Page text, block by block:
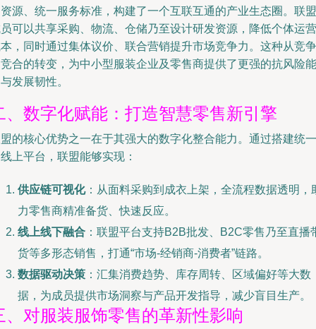
源、统一服务标准，构建了一个互联互通的产业生态圈。联盟
可以共享采购、物流、仓储乃至设计研发资源，降低个体运营
，同时通过集体议价、联合营销提升市场竞争力。这种从竞争
合的转变，为中小型服装企业及零售商提供了更强的抗风险能
发展韧性。
、数字化赋能：打造智慧零售新引擎
的核心优势之一在于其强大的数字化整合能力。通过搭建统一
上平台，联盟能够实现：
供应链可视化：从面料采购到成衣上架，全流程数据透明，
力零售商精准备货、快速反应。
线上线下融合 ：联盟平台支持B2B批发、B2C零售乃至直播
货等多形态销售，打通“市场-经销商-消费者”链路。
数据驱动决策 ：汇集消费趋势、库存周转、区域偏好等大数
据，为成员提供市场洞察与产品开发指导，减少盲目生产。
、对服装服饰零售的革新性影响